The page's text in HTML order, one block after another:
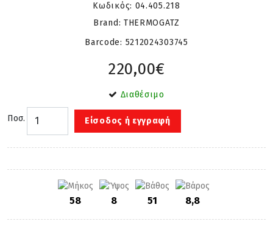
Κωδικός: 04.405.218
Brand: THERMOGATZ
Barcode: 5212024303745
220,00€
Διαθέσιμο
Ποσ. Είσοδος ή εγγραφή
58 8 51 8,8